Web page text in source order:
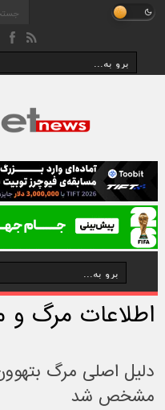
اطلاعات مرگ و
دلیل اصلی مرگ
مشخص شد